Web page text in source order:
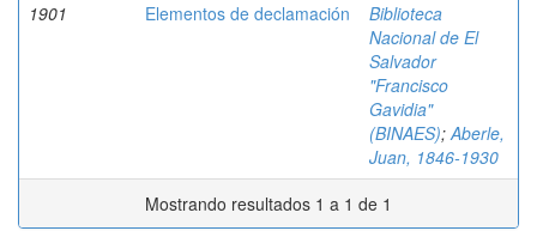
1901 Elementos de declamación
Biblioteca
Nacional de El
Salvador
"Francisco
Gavidia"
(BINAES);Aberle,
Juan, 1846-1930
Mostrando resultados 1 a 1 de 1